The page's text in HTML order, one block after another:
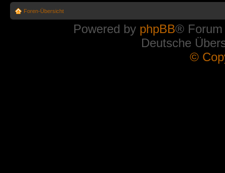
Foren-Übersicht
Powered by phpBB®
Deutsche
©